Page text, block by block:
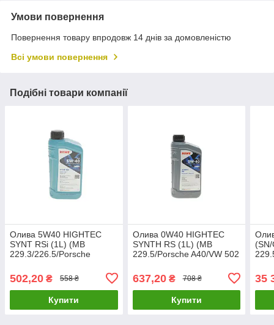
Умови повернення
Повернення товару впродовж 14 днів за домовленістю
Всі умови повернення
Подібні товари компанії
Олива 5W40 HIGHTEC
SYNT RSi (1L) (MB
229.3/226.5/Porsche
0700/0710) 20068-0010-99
UA61
502,20 ₴ 558 ₴
Купити
Олива 0W40 HIGHTEC
SYNTH RS (1L) (MB
229.5/Porsche A40/VW 502
(API 20020-0010-99 UA61
637,20₴ 708 ₴
Купити
35